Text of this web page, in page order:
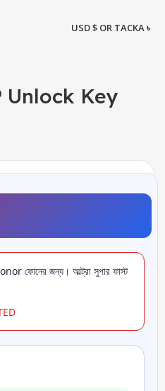
USD $ OR TACKA ৳
Unlock Key
ফোনের জন্য। আল্ট্রা সুপার ফাস্ট